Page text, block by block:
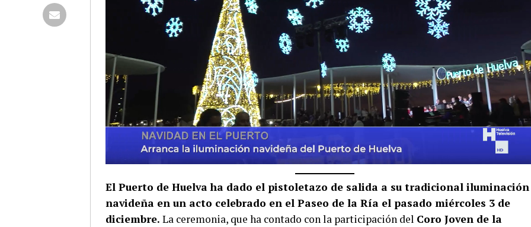
El Puerto de Huelva ha dado el pistoletazo de salida a su tradicional iluminación
navideña en un acto celebrado en el Paseo de la Ría el pasado miércoles 3 de
diciembre. La ceremonia, que ha contado con la participación del Coro Joven de la